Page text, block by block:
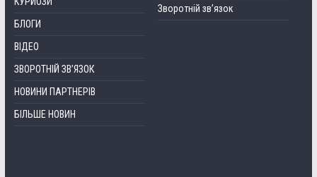
БЛОГИ
ВІДЕО
ЗВОРОТНІЙ ЗВ’ЯЗОК
НОВИНИ ПАРТНЕРІВ
БІЛЬШЕ НОВИН
Зворотній зв’язок